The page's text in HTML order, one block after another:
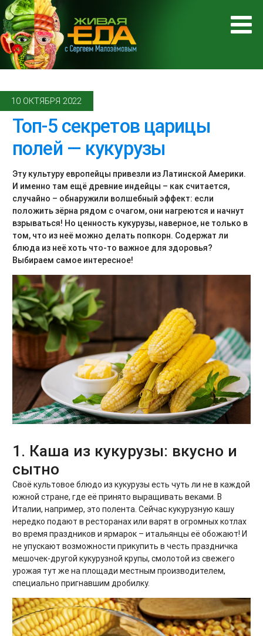
10 ОКТЯБРЯ 2022
Топ-5 секретов царицы
полей — кукурузы
Эту культуру европейцы привезли из Латинской Америки.
И именно там ещё древние индейцы – как считается,
случайно – обнаружили волшебный эффект: если
положить зёрна рядом с очагом, они нагреются и начнут
взрываться! Но ценность кукурузы, наверное, не только в
том, что из неё можно делать попкорн. Содержат ли
блюда из неё хоть что-то важное для здоровья?
Выбираем самое интересное!
1. Каша из кукурузы: вкусно и
сытно
Своё культовое блюдо из кукурузы есть чуть ли не в каждой
южной стране, где её принято выращивать веками. В
Италии, например, это полента. Сейчас кукурузную кашу
нередко подают в ресторанах или варят в огромных котлах
во время праздников и ярмарок – итальянцы её обожают! И
не упускают возможности прикупить в честь праздничка
мешочек-другой кукурузной крупы, смолотой из свежего
урожая тут же на площади местным производителем,
специально пригнавшим дробилку.